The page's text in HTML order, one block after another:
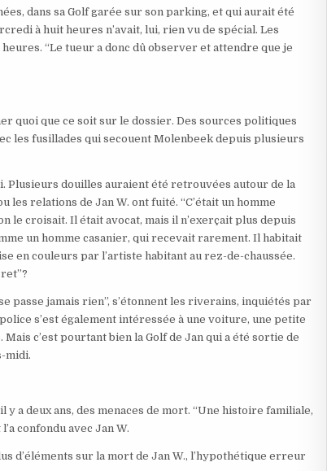
dans sa Golf garée sur son parking, et qui aurait été
à huit heures n’avait, lui, rien vu de spécial. Les
“Le tueur a donc dû observer et attendre que je
quoi que ce soit sur le dossier. Des sources politiques
les fusillades qui secouent Molenbeek depuis plusieurs
Plusieurs douilles auraient été retrouvées autour de la
relations de Jan W. ont fuité. “C’était un homme
le croisait. Il était avocat, mais il n’exerçait plus depuis
un homme casanier, qui recevait rarement. Il habitait
en couleurs par l’artiste habitant au rez-de-chaussée.
passe jamais rien”, s’étonnent les riverains, inquiétés par
s’est également intéressée à une voiture, une petite
c’est pourtant bien la Golf de Jan qui a été sortie de
midi.
a deux ans, des menaces de mort. “Une histoire familiale,
confondu avec Jan W.
d’éléments sur la mort de Jan W., l’hypothétique erreur